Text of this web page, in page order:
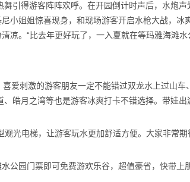
舞引得游客阵阵欢呼。在开园倒计时声后，水炮声
小姐姐惊喜现身，和现场游客开启水枪大战，冰
凉。“比去年更好玩了，一入夏就在等玛雅海滩水
爱刺激的游客朋友一定不能错过双龙水上过山车
皓月之湾等也是游客冰爽打卡不错选择。带娃出
光电梯，让游客玩水更加舒适方便。大家非常期
公园门票即可免费游欢乐谷，超值豪省，快带上